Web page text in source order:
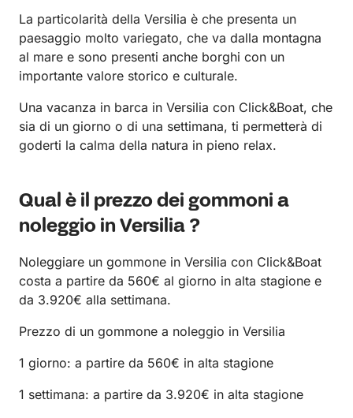
La particolarità della Versilia è che presenta un
paesaggio molto variegato, che va dalla montagna
al mare e sono presenti anche borghi con un
importante valore storico e culturale.
Una vacanza in barca in Versilia con Click&Boat, che
sia di un giorno o di una settimana, ti permetterà di
goderti la calma della natura in pieno relax.
Qual è il prezzo dei gommoni a
noleggio in Versilia ?
Noleggiare un gommone in Versilia con Click&Boat
costa a partire da 560€ al giorno in alta stagione e
da 3.920€ alla settimana.
Prezzo di un gommone a noleggio in Versilia
1 giorno: a partire da 560€ in alta stagione
1 settimana: a partire da 3.920€ in alta stagione